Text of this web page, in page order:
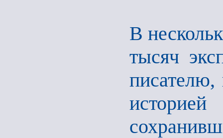
В
тысяч
писателю,